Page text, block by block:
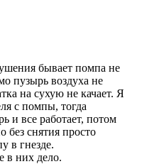
бывает помпа не
пузырь воздуха не
на сухую не качает. Я
с помпы, тогда
и все работает, потом
снятия просто
в гнезде.
в них дело.